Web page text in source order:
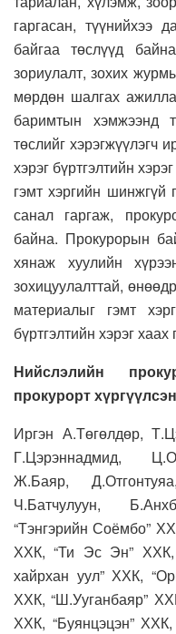
гаргасан, түүнийхээ
байгаа төслүүд
зориулалт, зохих
мөрдөн шалгах
баримтын хэмжээнд
төслийг хэрэгжүүлэгч
хэрэг бүртгэлтийн
гэмт хэргийн шинжгүй
санал гаргаж,
байна. Прокурорын
хянаж хуулийн
зохицуулалттай,
материалыг гэмт
бүртгэлтийн хэрэг
Нийслэлийн
прокурорт
Иргэн А.Төгөлдөр,
Г.Цэрэннадмид,
Ж.Баяр,
Ч.Батчулуун,
“Тэнгэрийн Соёмбо”
ХХК, “Ти Эс Эн”
хайрхан уул” ХХК,
ХХК, “Ш.Ууганбаяр”
ХХК, “Буянцэцэн”